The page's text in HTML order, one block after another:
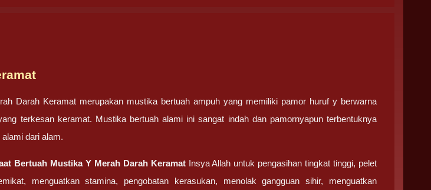
Darah Keramat merupakan mustika bertuah ampuh yang memiliki pamor huruf y berwarna
terkesan keramat. Mustika bertuah alami ini sangat indah dan pamornyapun terbentuknya
dari alam.
Bertuah Mustika Y Merah Darah KeramatInsya Allah untuk pengasihan tingkat tinggi, pelet
menguatkan stamina, pengobatan kerasukan, menolak gangguan sihir, menguatkan